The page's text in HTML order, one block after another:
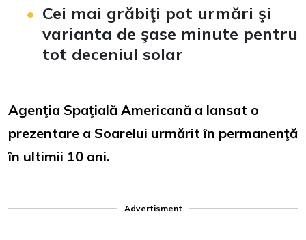
Cei mai grăbiţi pot urmări şi
varianta de şase minute pentru
tot deceniul solar
Agenţia Spaţială Americană a lansat o
prezentare a Soarelui urmărit în permanenţă
în ultimii 10 ani.
Advertisment